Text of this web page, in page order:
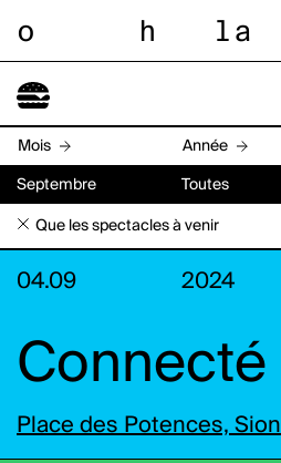
o h l a
Mois Année
Septembre Toutes
Que les spectacles à venir
04.09 2024
Connecté
Place des Potences, Sion